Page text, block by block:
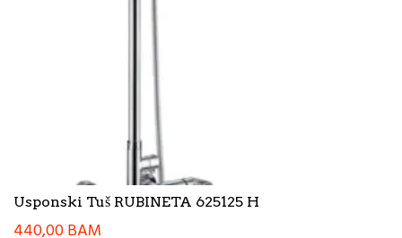
Usponski Tuš RUBINETA 625125 H
440,00BAM